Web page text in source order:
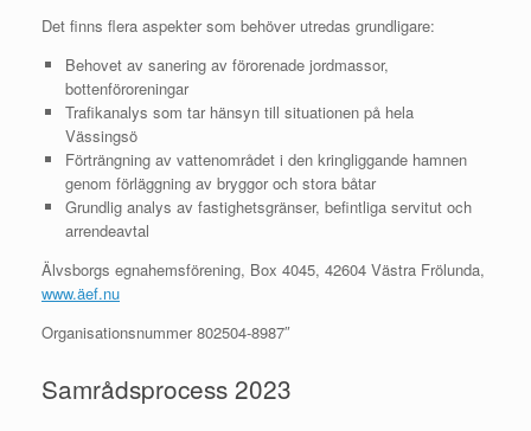
Det finns flera aspekter som behöver utredas grundligare:
Behovet av sanering av förorenade jordmassor,
bottenföroreningar
Trafikanalys som tar hänsyn till situationen på hela
Vässingsö
Förträngning av vattenområdet i den kringliggande hamnen
genom förläggning av bryggor och stora båtar
Grundlig analys av fastighetsgränser, befintliga servitut och
arrendeavtal
Älvsborgs egnahemsförening, Box 4045, 42604 Västra Frölunda,
www.äef.nu
Organisationsnummer 802504-8987″
Samrådsprocess 2023